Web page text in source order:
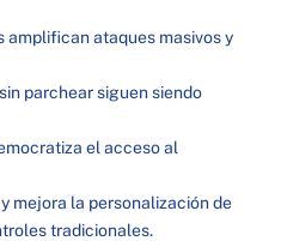
amplifican ataques masivos y
parchear siguen siendo
el acceso al
mejora la personalización de
tradicionales.